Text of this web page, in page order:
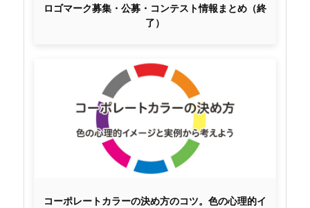
ロゴマーク募集・公募・コンテスト情報まとめ（終
了）
コーポレートカラーの決め方のコツ。色の心理的イ